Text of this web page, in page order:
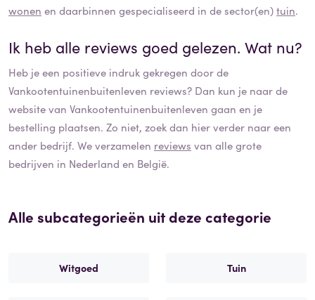
wonen en daarbinnen gespecialiseerd in de sector(en)tuin.
Ik heb alle reviews goed gelezen. Wat nu?
Heb je een positieve indruk gekregen door de
Vankootentuinenbuitenleven reviews? Dan kun je naar de
website van Vankootentuinenbuitenleven gaan en je
bestelling plaatsen. Zo niet, zoek dan hier verder naar een
ander bedrijf. We verzamelen reviews van alle grote
bedrijven in Nederland en België.
Alle subcategorieën uit deze categorie
Witgoed Tuin